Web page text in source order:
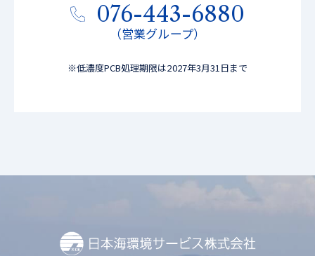
076-443-6880
（営業グループ）
※低濃度PCB処理期限は2027年3月31日まで